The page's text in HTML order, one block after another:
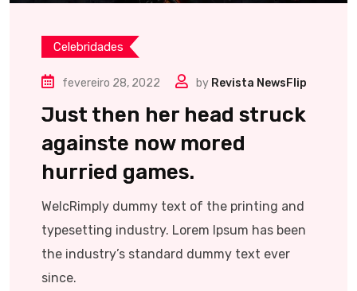
Celebridades
fevereiro 28, 2022 by Revista NewsFlip
Just then her head struck
againste now mored
hurried games.
WelcRimply dummy text of the printing and
typesetting industry. Lorem Ipsum has been
the industry’s standard dummy text ever
since.